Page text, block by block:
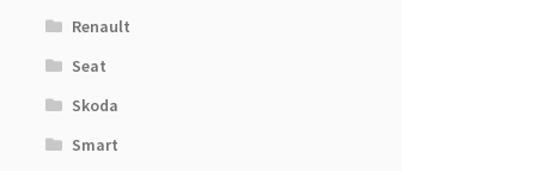
Renault
Seat
Skoda
Smart